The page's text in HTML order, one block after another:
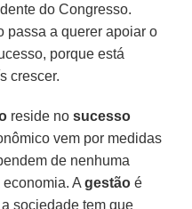
do Congresso.
passa a querer apoiar o
porque está
crescer.
reside no sucesso
vem por medidas
de nenhuma
economia. Agestão é
sociedade tem que